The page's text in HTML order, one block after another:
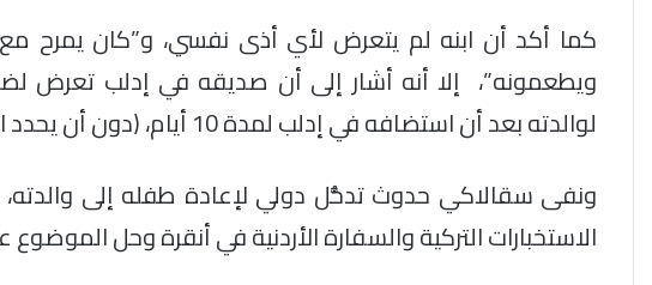
كما أكد أن ابنه لم يتعرض لأي أذى نفسي، و”كان يمرح
ويطعمونه”، إلا أنه أشار إلى أن صديقه في إدلب تعرض
لوالدته بعد أن استضافه في إدلب لمدة 10 أيام، (دون أن يحدد الجهات التي ضغطت عليه).
ونفى سقالاكي حدوث تدخُّل دولي لإعادة طفله إلى
الاستخبارات التركية والسفارة الأردنية في أنقرة وحل